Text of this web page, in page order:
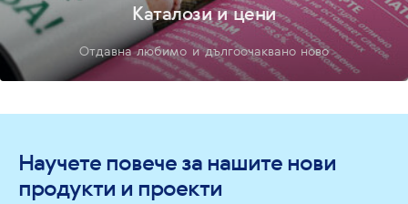
Каталози и цени
Отдавна любимо и дългоочаквано ново
Научете повече за нашите нови
продукти и проекти